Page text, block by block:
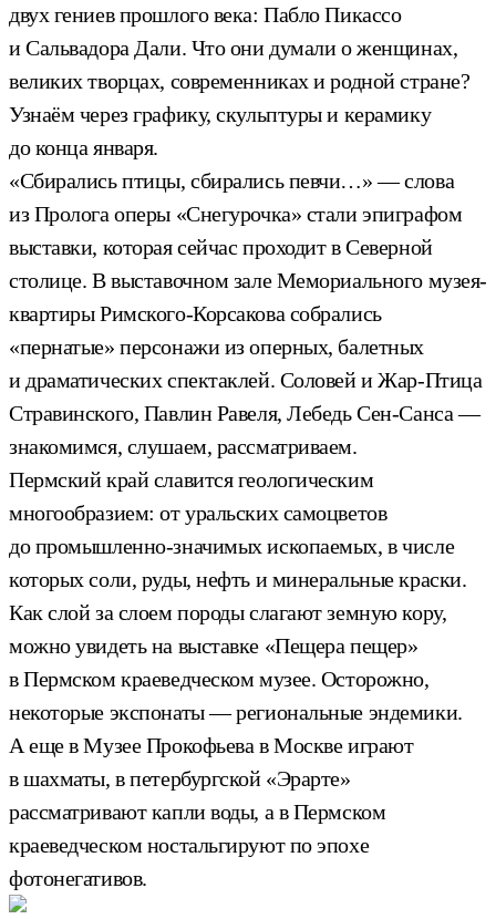
двух гениев прошлого века: Пабло Пикассо
и Сальвадора Дали. Что они думали о женщинах,
великих творцах, современниках и родной стране?
Узнаём через графику, скульптуры и керамику
до конца января.
«Сбирались птицы, сбирались певчи…» — слова
из Пролога оперы «Снегурочка» стали эпиграфом
выставки, которая сейчас проходит в Северной
столице. В выставочном зале Мемориального музея-
квартиры Римского-Корсакова собрались
«пернатые» персонажи из оперных, балетных
и драматических спектаклей. Соловей и Жар-Птица
Стравинского, Павлин Равеля, Лебедь Сен-Санса —
знакомимся, слушаем, рассматриваем.
Пермский край славится геологическим
многообразием: от уральских самоцветов
до промышленно-значимых ископаемых, в числе
которых соли, руды, нефть и минеральные краски.
Как слой за слоем породы слагают земную кору,
можно увидеть на выставке «Пещера пещер»
в Пермском краеведческом музее. Осторожно,
некоторые экспонаты — региональные эндемики.
А еще в Музее Прокофьева в Москве играют
в шахматы, в петербургской «Эрарте»
рассматривают капли воды, а в Пермском
краеведческом ностальгируют по эпохе
фотонегативов.